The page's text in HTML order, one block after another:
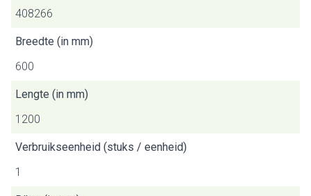
408266
Breedte (in mm)
600
Lengte (in mm)
1200
Verbruikseenheid (stuks / eenheid)
1